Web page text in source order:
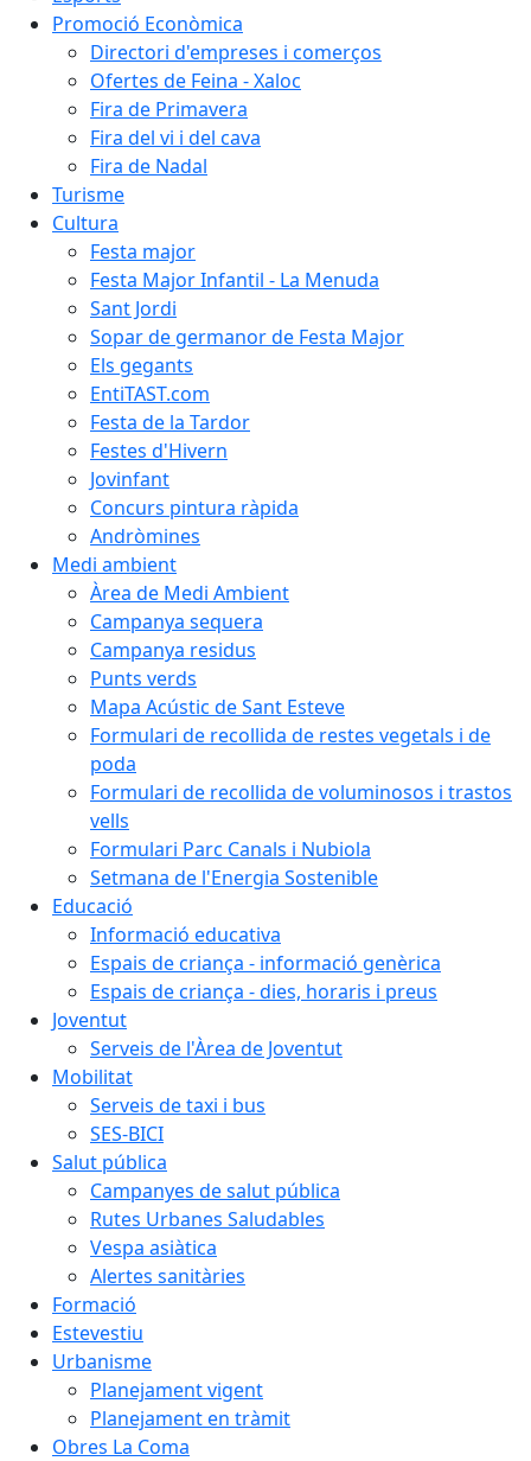
Promoció Econòmica
Directori d'empreses i comerços
Ofertes de Feina - Xaloc
Fira de Primavera
Fira del vi i del cava
Fira de Nadal
Turisme
Cultura
Festa major
Festa Major Infantil - La Menuda
Sant Jordi
Sopar de germanor de Festa Major
Els gegants
EntiTAST.com
Festa de la Tardor
Festes d'Hivern
Jovinfant
Concurs pintura ràpida
Andròmines
Medi ambient
Àrea de Medi Ambient
Campanya sequera
Campanya residus
Punts verds
Mapa Acústic de Sant Esteve
Formulari de recollida de restes vegetals i de
poda
Formulari de recollida de voluminosos i trastos
vells
Formulari Parc Canals i Nubiola
Setmana de l'Energia Sostenible
Educació
Informació educativa
Espais de criança - informació genèrica
Espais de criança - dies, horaris i preus
Joventut
Serveis de l'Àrea de Joventut
Mobilitat
Serveis de taxi i bus
SES-BICI
Salut pública
Campanyes de salut pública
Rutes Urbanes Saludables
Vespa asiàtica
Alertes sanitàries
Formació
Estevestiu
Urbanisme
Planejament vigent
Planejament en tràmit
Obres La Coma